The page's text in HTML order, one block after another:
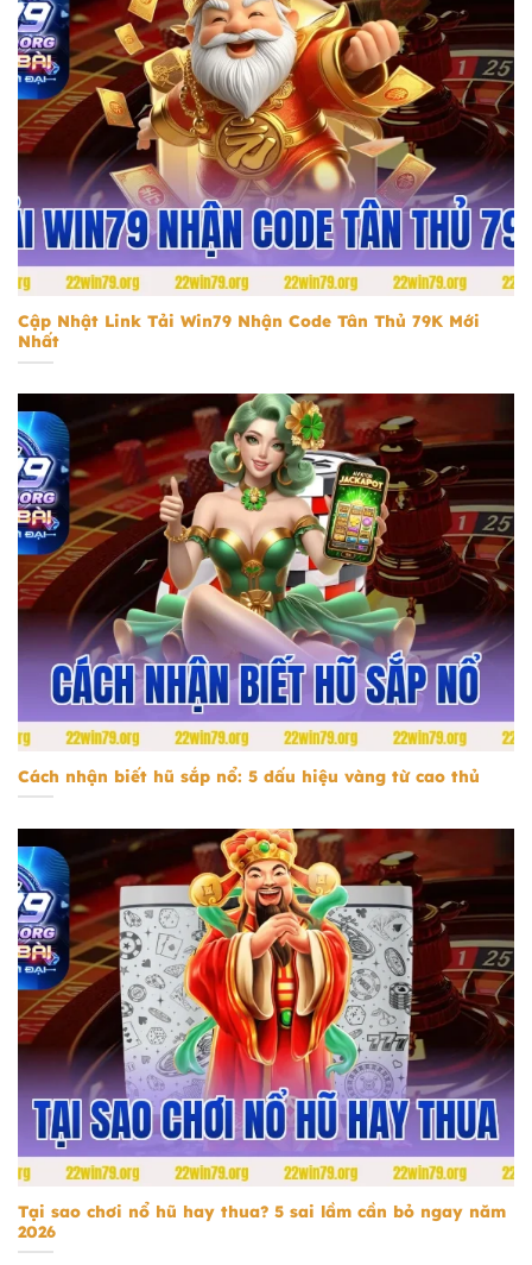
tải Win79 nhận code tân thủ 79k
Cập Nhật Link Tải Win79 Nhận Code Tân Thủ 79K Mới
Nhất
Cách nhận biết hũ sắp nổ
Cách nhận biết hũ sắp nổ: 5 dấu hiệu vàng từ cao thủ
Tại sao chơi nổ hũ hay thua
Tại sao chơi nổ hũ hay thua? 5 sai lầm cần bỏ ngay năm
2026